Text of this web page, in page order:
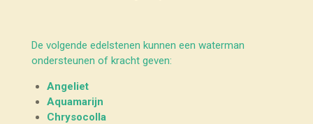
De volgende edelstenen kunnen een waterman
ondersteunen of kracht geven:
Angeliet
Aquamarijn
Chrysocolla